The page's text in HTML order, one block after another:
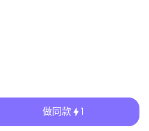
做同款 1